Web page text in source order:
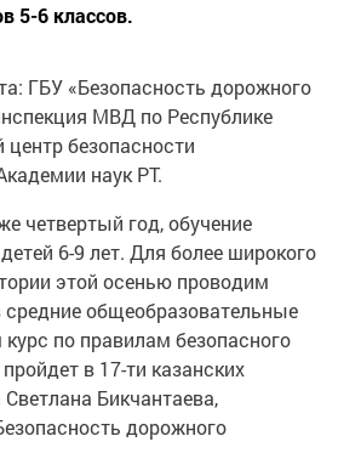
5-6 классов.
ГБУ «Безопасность дорожного
МВД по Республике
безопасности
наук РТ.
четвертый год, обучение
6-9 лет. Для более широкого
этой осенью проводим
общеобразовательные
по правилам безопасного
в 17-ти казанских
Бикчантаева,
дорожного